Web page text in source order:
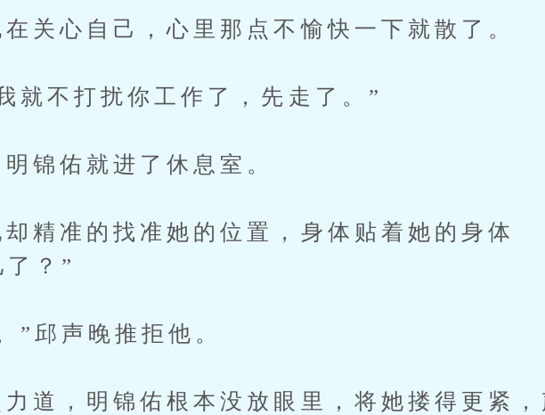
关心自己，心里那点不愉快一下就散了。
不打扰你工作了，先走了。”
锦佑就进了休息室。
精准的找准她的位置，身体贴着她的身体
？”
邱声晚推拒他。
道，明锦佑根本没放眼里，将她搂得更紧，